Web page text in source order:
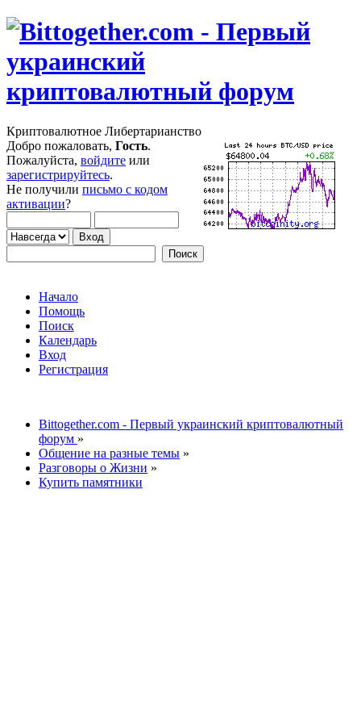
Криптовалютное Либертарианство
Добро пожаловать, Гость.
Пожалуйста, войдите или
зарегистрируйтесь.
Не получили письмо с кодом
активации?
Начало
Помощь
Поиск
Календарь
Вход
Регистрация
Bittogether.com - Первый украинский криптовалютный
форум »
Общение на разные темы »
Разговоры о Жизни »
Купить памятники